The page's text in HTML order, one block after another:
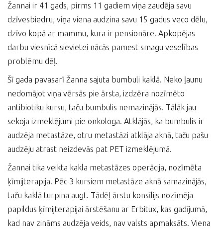
Žannai ir 41 gads, pirms 11 gadiem viņa zaudēja savu
dzīvesbiedru, viņa viena audzina savu 15 gadus veco dēlu,
dzīvo kopā ar mammu, kura ir pensionāre. Apkopējas
darbu viesnīcā sievietei nācās pamest smagu veselības
problēmu dēļ.
Šī gada pavasarī Žanna sajuta bumbuli kaklā. Neko ļaunu
nedomājot viņa vērsās pie ārsta, izdzēra nozīmēto
antibiotiku kursu, taču bumbulis nemazinājās. Tālāk jau
sekoja izmeklējumi pie onkologa. Atklājās, ka bumbulis ir
audzēja metastāze, otru metastāzi atklāja aknā, taču pašu
audzēju atrast neizdevās pat PET izmeklējumā.
Žannai tika veikta kakla metastāzes operācija, nozīmēta
ķīmijterapija. Pēc 3 kursiem metastāze aknā samazinājās,
taču kaklā turpina augt. Tādēļ ārstu konsīlijs nozīmēja
papildus ķīmijterapijai ārstēšanu ar Erbitux, kas gadījumā,
kad nav zināms audzēja veids, nav valsts apmaksāts. Viena